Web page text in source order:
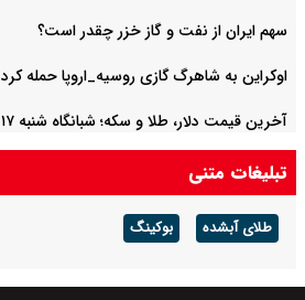
سهم ایران از نفت و گاز خزر چقدر است؟
اوکراین به شاهرگ گازی روسیه_اروپا حمله کرد
مسیر افزایش افتاد
تبلیغات متنی
طلای آبشده بوکینگ